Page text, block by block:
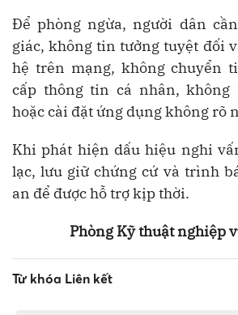
Để phòng ngừa, người dân
giác, không tin tưởng tuyệt đối
hệ trên mạng, không chuyển
cấp thông tin cá nhân,
hoặc cài đặt ứng dụng không rõ
Khi phát hiện dấu hiệu nghi
lạc, lưu giữ chứng cứ và trình
an để được hỗ trợ kịp thời.
Phòng Kỹ thuật nghiệp
Từ khóa Liên kết